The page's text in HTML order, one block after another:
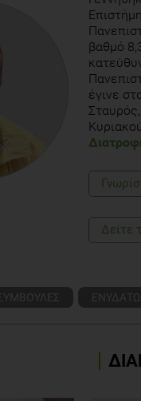
βαθμό
έγινε
Δείτε